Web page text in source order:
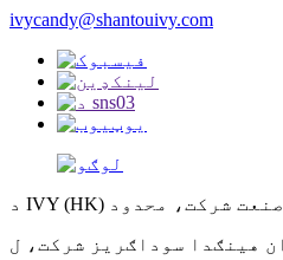
ivycandy@shantouivy.com
د IVY (HK) صنعت شرکت، محدود